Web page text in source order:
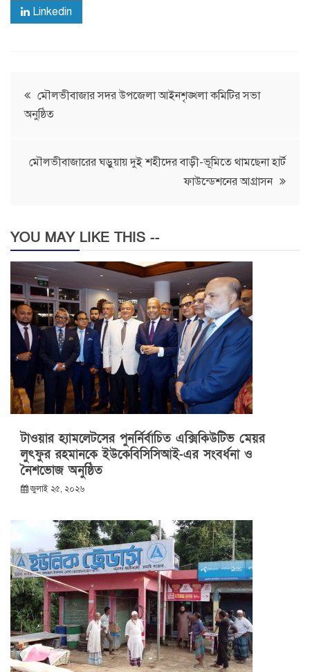
Linkedin
Post
navigation
মৌলভীবাজার সদর উপজেলা আইনশৃঙ্খলা কমিটির সভা
অনুষ্ঠিত
মৌলভীবাজারের ঘড়ুয়ায় দুই শহীদের বাড়ী-ভূমিতে থামছেনা হার্ট
ফাউন্ডেশনের আগ্রাসন
YOU MAY LIKE THIS --
টাওয়ার হ্যামলেটসের পুনর্নির্বাচিত এক্সিকিউটিভ মেয়র
লুৎফুর রহমানকে ইউকেবিসিসিআই-এর সংবর্ধনা ও
নৈশভোজ অনুষ্ঠিত
জুলাই ২৫, ২০২৬